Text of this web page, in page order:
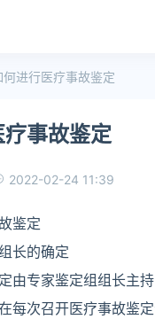
何进行医疗事故鉴定
事故鉴定
2022-02-24 11:39
鉴定
长的确定
由专家鉴定组组长主
每次召开医疗事故鉴